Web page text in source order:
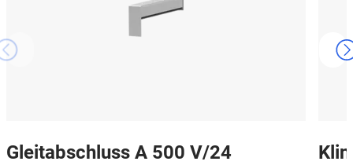
Gleitabschluss A 500 V/24